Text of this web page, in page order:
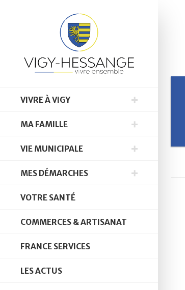
VIVRE À VIGY
MA FAMILLE
VIE MUNICIPALE
MES DÉMARCHES
VOTRE SANTÉ
COMMERCES & ARTISANAT
FRANCE SERVICES
LES ACTUS